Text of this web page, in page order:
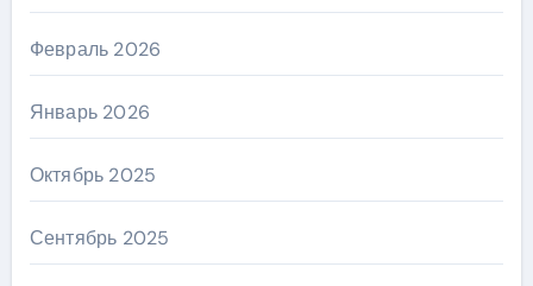
Февраль 2026
Январь 2026
Октябрь 2025
Сентябрь 2025